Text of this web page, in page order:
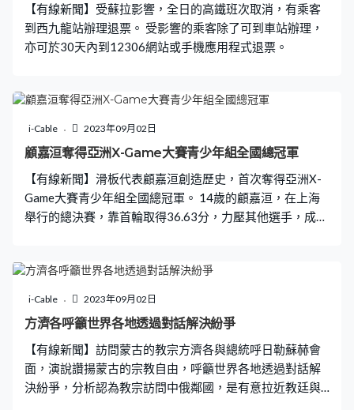
【有線新聞】受蘇拉影響，全日的高鐵班次取消，有乘客
到西九龍站辦理退票。 受影響的乘客除了可到車站辦理，
亦可於30天內到12306網站或手機應用程式退票。
i-Cable 2023年09月02日
顧嘉洹奪得亞洲X-Game大賽青少年組全國總冠軍
【有線新聞】滑板代表顧嘉洹創造歷史，首次奪得亞洲X-
Game大賽青少年組全國總冠軍。 14歲的顧嘉洹，在上海
舉行的總決賽，靠首輪取得36.63分，力壓其他選手，成為
i-Cable 2023年09月02日
方濟各呼籲世界各地透過對話解決紛爭
【有線新聞】訪問蒙古的教宗方濟各與總統呼日勒蘇赫會
面，演說讚揚蒙古的宗教自由，呼籲世界各地透過對話解
決紛爭，分析認為教宗訪問中俄鄰國，是有意拉近教廷與